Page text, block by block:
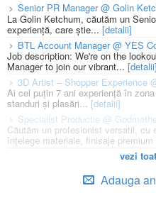
Senior PR Manager @ Golin
La Golin Ketchum, căutăm un
experiență, care știe... [detalii]
BTL Account Manager @ YES
Job description: We're on the
Manager to join our vibrant... [detalii]
3D Artist – Shopper Experience
Ai cel puțin 7 ani experiență în
standuri și plasări...[detalii]
Specialist Productie @
Căutăm un profesionist versatil, cu
înțelege materiale, finisaje premium
vezi
Adauga